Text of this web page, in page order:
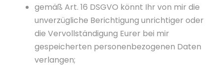
gemäß Art. 16 DSGVO könnt Ihr von mir die
unverzügliche Berichtigung unrichtiger oder
die Vervollständigung Eurer bei mir
gespeicherten personenbezogenen Daten
verlangen;